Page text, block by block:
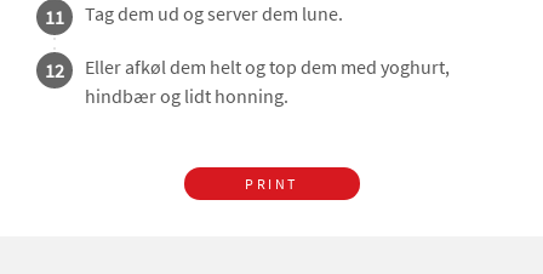
11 Tag dem ud og server dem lune.
12
Eller afkøl dem helt og top dem med yoghurt,
hindbær og lidt honning.
PRINT